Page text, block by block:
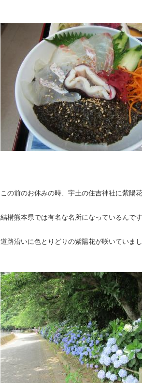
この前のお休みの時、宇土の住吉神社に紫陽
結構熊本県では有名な名所になっているんです
道路沿いに色とりどりの紫陽花が咲いていまし